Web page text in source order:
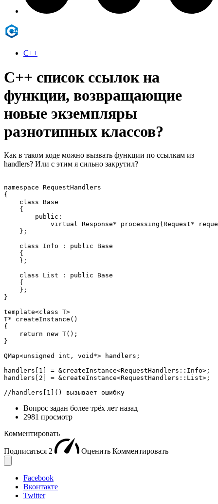
C++
C++ список ссылок на
функции, возвращающие
новые экземпляры
разнотипных классов?
Как в таком коде можно вызвать функции по ссылкам из
handlers? Или с этим я сильно закрутил?
namespace RequestHandlers
{
    class Base
    {
        public:
virtual Response* processing(Request*
    };
    class Info : public Base
    {
    };
    class List : public Base
    {
    };
}
template<class T>
T* createInstance()
{
    return new T();
}
QMap<unsigned int, void*> handlers;
handlers[1] = &createInstance<RequestHandlers::Info>;
handlers[2] = &createInstance<RequestHandlers::List>;
//handlers[1]() вызывает ошибку
Вопрос задан более трёх лет назад
2981 просмотр
Комментировать
Подписаться 2 Оценить Комментировать
Facebook
Вконтакте
Twitter